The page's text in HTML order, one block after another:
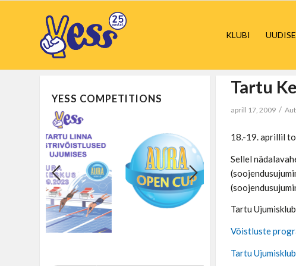
KLUBI
Tartu
aprill 17, 2009 /
18.-19. aprillil
Sellel
Tartu
Võistluste
Tartu
YESS COMPETITIONS